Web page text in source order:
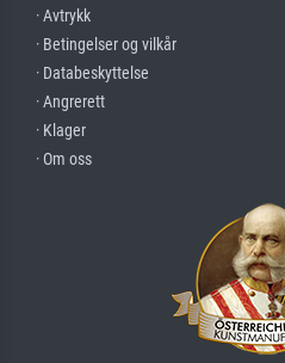
· Avtrykk
· Betingelser og vilkår
· Databeskyttelse
· Angrerett
· Klager
· Om oss